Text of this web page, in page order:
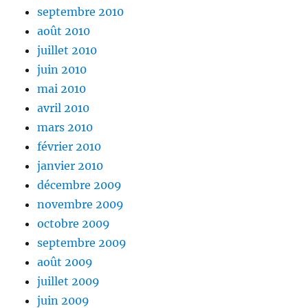
septembre 2010
août 2010
juillet 2010
juin 2010
mai 2010
avril 2010
mars 2010
février 2010
janvier 2010
décembre 2009
novembre 2009
octobre 2009
septembre 2009
août 2009
juillet 2009
juin 2009